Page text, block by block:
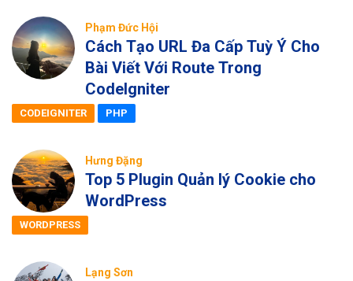
Phạm Đức Hội
Cách Tạo URL Đa Cấp Tuỳ Ý Cho
Bài Viết Với Route Trong
CodeIgniter
CODEIGNITER PHP
Hưng Đặng
Top 5 Plugin Quản lý Cookie cho
WordPress
WORDPRESS
Lạng Sơn